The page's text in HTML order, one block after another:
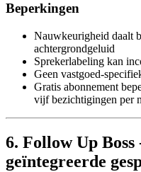
Beperkingen
Nauwkeurigheid daalt
achtergrondgeluid
Sprekerlabeling kan
Geen vastgoed-
Gratis abonnement
vijf bezichtigingen per
6. Follow Up
geïntegreerde